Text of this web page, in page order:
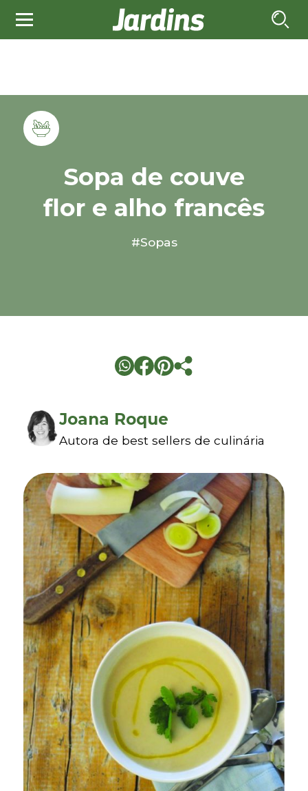
Sopa de couve
flor e alho francês
#Sopas
Joana Roque
Autora de best sellers de culinária